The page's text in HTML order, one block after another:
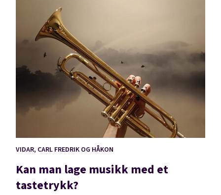
VIDAR, CARL FREDRIK OG HÅKON
Kan man lage musikk med et
tastetrykk?